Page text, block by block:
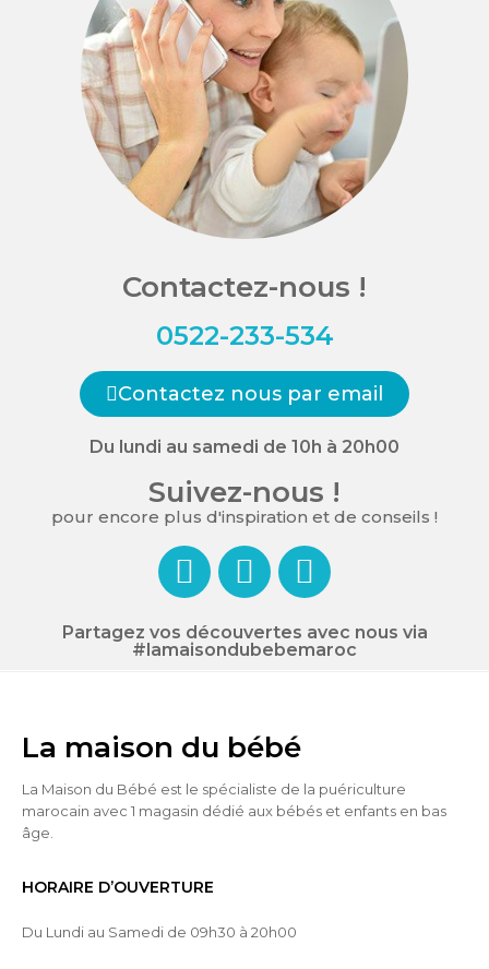
Contactez-nous !
0522-233-534
Contactez nous par email
Du lundi au samedi de 10h à 20h00
Suivez-nous !
pour encore plus d'inspiration et de conseils !
Partagez vos découvertes avec nous via
#lamaisondubebemaroc
La maison du bébé
La Maison du Bébé est le spécialiste de la puériculture
marocain avec 1 magasin dédié aux bébés et enfants en bas
âge.
HORAIRE D’OUVERTURE
Du Lundi au Samedi de 09h30 à 20h00